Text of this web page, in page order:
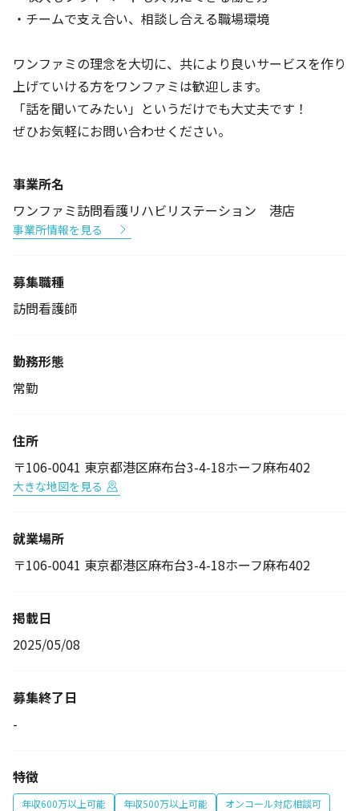
・チームで支え合い、相談し合える職場環境
ワンファミの理念を大切に、共により良いサービスを作り
上げていける方をワンファミは歓迎します。
「話を聞いてみたい」というだけでも大丈夫です！
ぜひお気軽にお問い合わせください。
事業所名
ワンファミ訪問看護リハビリステーション 港店
事業所情報を見る
募集職種
訪問看護師
勤務形態
常勤
住所
〒106-0041 東京都港区麻布台3-4-18ホーフ麻布402
大きな地図を見る
就業場所
〒106-0041 東京都港区麻布台3-4-18ホーフ麻布402
掲載日
2025/05/08
募集終了日
-
特徴
年収600万以上可能 年収500万以上可能
オンコール対応相談可